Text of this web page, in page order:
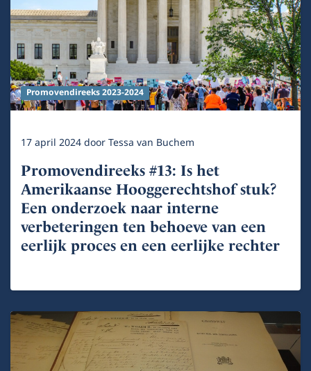
Promovendireeks 2023-2024
17 april 2024doorTessa van Buchem
Promovendireeks #13: Is het
Amerikaanse Hooggerechtshof stuk?
Een onderzoek naar interne
verbeteringen ten behoeve van een
eerlijk proces en een eerlijke rechter